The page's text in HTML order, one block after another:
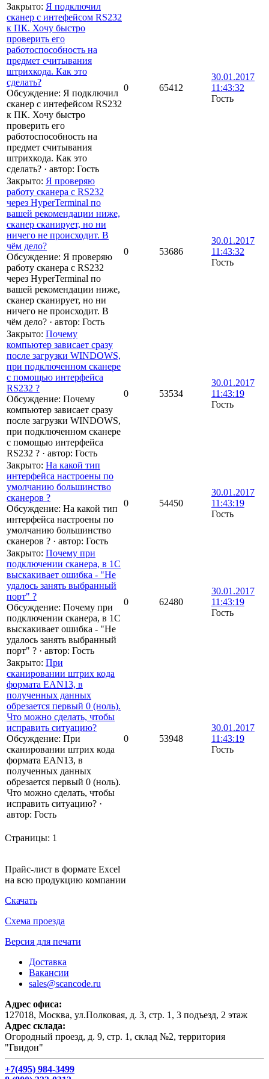
Закрыто: Я подключил
сканер с интефейсом RS232
к ПК. Хочу быстро
проверить его
работоспособность на
предмет считывания
штрихкода. Как это
сделать?
Обсуждение: Я подключил
сканер с интефейсом RS232
к ПК. Хочу быстро
проверить его
работоспособность на
предмет считывания
штрихкода. Как это
сделать? · автор: Гость
0 65412
30.01.2017
11:43:32
Гость
Закрыто: Я проверяю
работу сканера с RS232
через HyperTerminal по
вашей рекомендации ниже,
сканер сканирует, но ни
ничего не происходит. В
чём дело?
Обсуждение: Я проверяю
работу сканера с RS232
через HyperTerminal по
вашей рекомендации ниже,
сканер сканирует, но ни
ничего не происходит. В
чём дело? · автор: Гость
0 53686
30.01.2017
11:43:32
Гость
Закрыто: Почему
компьютер зависает сразу
после загрузки WINDOWS,
при подключенном сканере
c помощью интерфейса
RS232 ?
Обсуждение: Почему
компьютер зависает сразу
после загрузки WINDOWS,
при подключенном сканере
c помощью интерфейса
RS232 ? · автор: Гость
0 53534
30.01.2017
11:43:19
Гость
Закрыто: На какой тип
интерфейса настроены по
умолчанию большинство
сканеров ?
Обсуждение: На какой тип
интерфейса настроены по
умолчанию большинство
сканеров ? · автор: Гость
0 54450
30.01.2017
11:43:19
Гость
Закрыто: Почему при
подключении сканера, в 1С
выскакивает ошибка - "Не
удалось занять выбранный
порт" ?
Обсуждение: Почему при
подключении сканера, в 1С
выскакивает ошибка - "Не
удалось занять выбранный
порт" ? · автор: Гость
0 62480
30.01.2017
11:43:19
Гость
Закрыто: При
сканировании штрих кода
формата EAN13, в
полученных данных
обрезается первый 0 (ноль).
Что можно сделать, чтобы
исправить ситуацию?
Обсуждение: При
сканировании штрих кода
формата EAN13, в
полученных данных
обрезается первый 0 (ноль).
Что можно сделать, чтобы
исправить ситуацию? ·
автор: Гость
0 53948
30.01.2017
11:43:19
Гость
Страницы: 1
Прайс-лист в формате Excel
на всю продукцию компании
Скачать
Схема проезда
Версия для печати
Доставка
Вакансии
sales@scancode.ru
Адрес офиса:
127018, Москва, ул.Полковая, д. 3, стр. 1, 3 подъезд, 2 этаж
Адрес склада:
Огородный проезд, д. 9, стр. 1, склад №2, территория
"Гвидон"
+7(495) 984-3499